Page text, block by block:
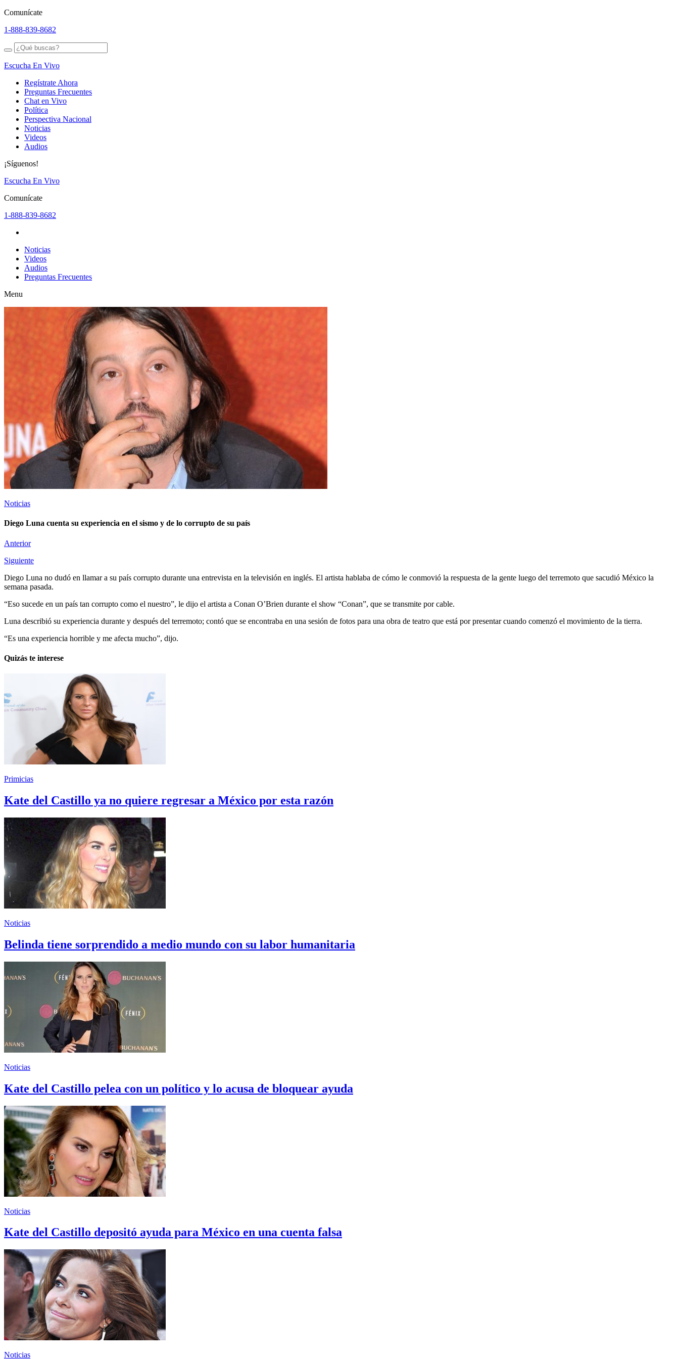
Comunícate
1-888-839-8682
Escucha En Vivo
Regístrate Ahora
Preguntas Frecuentes
Chat en Vivo
Política
Perspectiva Nacional
Noticias
Videos
Audios
¡Síguenos!
Escucha En Vivo
Comunícate
1-888-839-8682
Noticias
Videos
Audios
Preguntas Frecuentes
Menu
Noticias
Diego Luna cuenta su experiencia en el sismo y de lo corrupto de su país
Anterior
Siguiente
Diego Luna no dudó en llamar a su país corrupto durante una entrevista en la televisión en inglés. El artista hablaba de cómo le conmovió la respuesta de la gente luego del terremoto que sacudió México la
semana pasada.
“Eso sucede en un país tan corrupto como el nuestro”, le dijo el artista a Conan O’Brien durante el show “Conan”, que se transmite por cable.
Luna describió su experiencia durante y después del terremoto; contó que se encontraba en una sesión de fotos para una obra de teatro que está por presentar cuando comenzó el movimiento de la tierra.
“Es una experiencia horrible y me afecta mucho”, dijo.
Quizás te interese
Primicias
Kate del Castillo ya no quiere regresar a México por esta razón
Noticias
Belinda tiene sorprendido a medio mundo con su labor humanitaria
Noticias
Kate del Castillo pelea con un político y lo acusa de bloquear ayuda
Noticias
Kate del Castillo depositó ayuda para México en una cuenta falsa
Noticias